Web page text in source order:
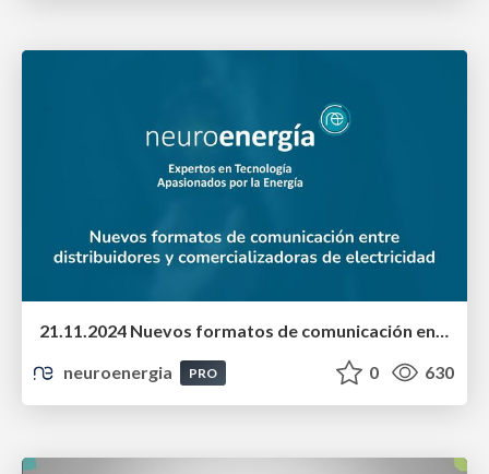
neuroenergia
PRO 0 630